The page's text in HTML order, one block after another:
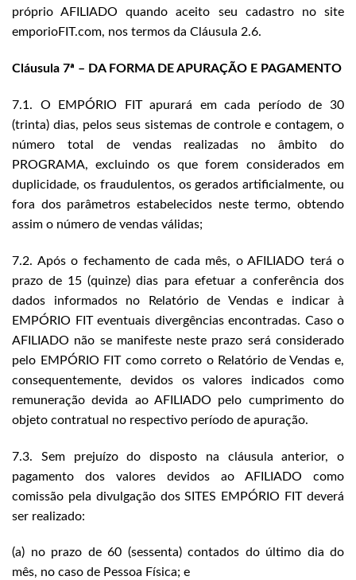
próprio AFILIADO quando aceito seu cadastro no site
emporioFIT.com, nos termos da Cláusula 2.6.
Cláusula 7ª – DA FORMA DE APURAÇÃO E PAGAMENTO
7.1. O EMPÓRIO FIT apurará em cada período de 30
(trinta) dias, pelos seus sistemas de controle e contagem, o
número total de vendas realizadas no âmbito do
PROGRAMA, excluindo os que forem considerados em
duplicidade, os fraudulentos, os gerados artificialmente, ou
fora dos parâmetros estabelecidos neste termo, obtendo
assim o número de vendas válidas;
7.2. Após o fechamento de cada mês, o AFILIADO terá o
prazo de 15 (quinze) dias para efetuar a conferência dos
dados informados no Relatório de Vendas e indicar à
EMPÓRIO FIT eventuais divergências encontradas. Caso o
AFILIADO não se manifeste neste prazo será considerado
pelo EMPÓRIO FIT como correto o Relatório de Vendas e,
consequentemente, devidos os valores indicados como
remuneração devida ao AFILIADO pelo cumprimento do
objeto contratual no respectivo período de apuração.
7.3. Sem prejuízo do disposto na cláusula anterior, o
pagamento dos valores devidos ao AFILIADO como
comissão pela divulgação dos SITES EMPÓRIO FIT deverá
ser realizado:
(a) no prazo de 60 (sessenta) contados do último dia do
mês, no caso de Pessoa Física; e